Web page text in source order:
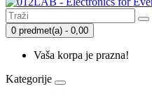
0 predmet(a) - 0,00
Vaša korpa je prazna!
Kategorije